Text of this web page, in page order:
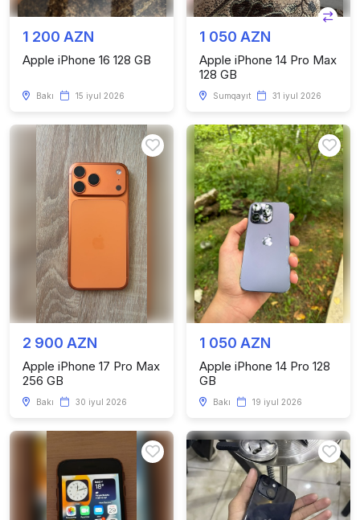
1 200 AZN
Apple iPhone 16 128 GB
Bakı 15 iyul 2026
1 050 AZN
Apple iPhone 14 Pro Max
128 GB
Sumqayıt 31 iyul 2026
2 900 AZN
Apple iPhone 17 Pro Max
256 GB
Bakı 30 iyul 2026
1 050 AZN
Apple iPhone 14 Pro 128
GB
Bakı 19 iyul 2026